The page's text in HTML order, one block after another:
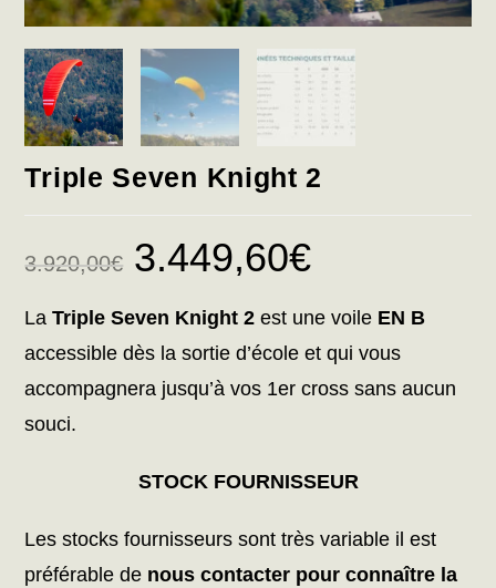
Triple Seven Knight 2
3.920,00€ 3.449,60€
LaTriple Seven Knight 2 est une voile EN B
accessible dès la sortie d’école et qui vous
accompagnera jusqu’à vos 1er cross sans aucun
souci.
STOCK FOURNISSEUR
Les stocks fournisseurs sont très variable il est
préférable de nous contacter pour connaître la